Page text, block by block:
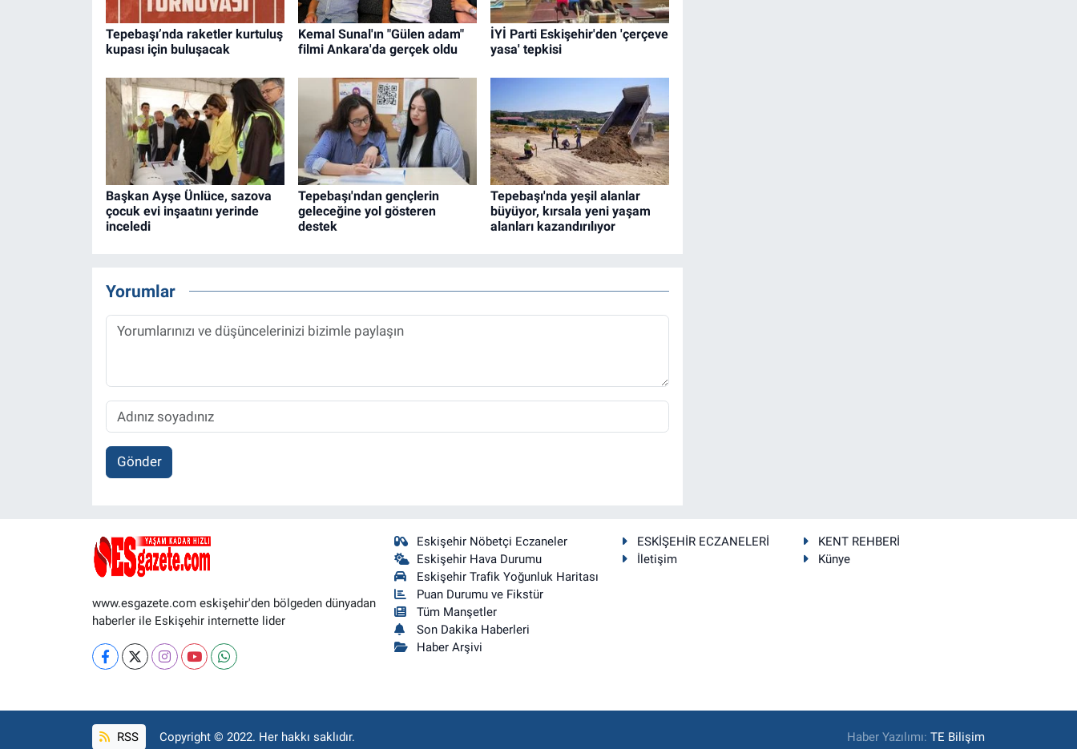
Tepebaşı’nda raketler kurtuluş
kupası için buluşacak
Kemal Sunal'ın "Gülen adam"
filmi Ankara'da gerçek oldu
İYİ Parti Eskişehir'den 'çerçeve
yasa' tepkisi
Başkan Ayşe Ünlüce, sazova
çocuk evi inşaatını yerinde
inceledi
Tepebaşı'ndan gençlerin
geleceğine yol gösteren
destek
Tepebaşı'nda yeşil alanlar
büyüyor, kırsala yeni yaşam
alanları kazandırılıyor
Yorumlar
Gönder
www.esgazete.com eskişehir'den bölgeden dünyadan
haberler ile Eskişehir internette lider
Eskişehir Nöbetçi Eczaneler
Eskişehir Hava Durumu
Eskişehir Trafik Yoğunluk Haritası
Puan Durumu ve Fikstür
Tüm Manşetler
Son Dakika Haberleri
Haber Arşivi
ESKİŞEHİR ECZANELERİ
KENT REHBERİ
İletişim
Künye
RSS Copyright © 2022. Her hakkı saklıdır. Haber Yazılımı:TE Bilişim